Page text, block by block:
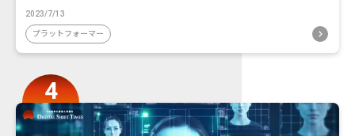
2023/7/13
プラットフォーマー